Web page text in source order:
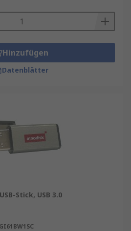
Hinzufügen
Datenblätter
Stick, USB 3.0